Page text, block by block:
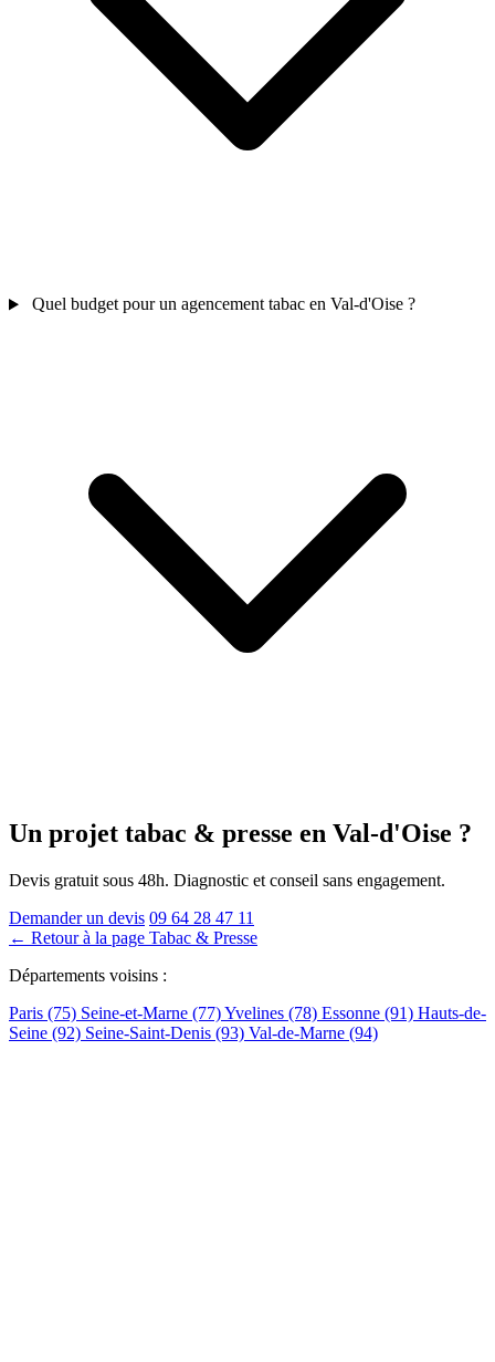
Quel budget pour un agencement tabac en Val-d'Oise ?
Un projet tabac & presse en Val-d'Oise ?
Devis gratuit sous 48h. Diagnostic et conseil sans engagement.
Demander un devis 09 64 28 47 11
← Retour à la page Tabac & Presse
Départements voisins :
Paris (75) Seine-et-Marne (77)Yvelines (78) Essonne (91) Hauts-de-
Seine (92) Seine-Saint-Denis (93) Val-de-Marne (94)